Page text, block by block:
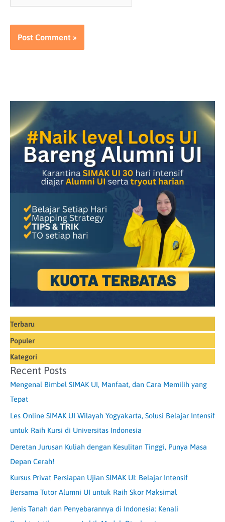
Terbaru
Populer
Kategori
Recent Posts
Mengenal Bimbel SIMAK UI, Manfaat, dan Cara Memilih yang
Tepat
Les Online SIMAK UI Wilayah Yogyakarta, Solusi Belajar Intensif
untuk Raih Kursi di Universitas Indonesia
Deretan Jurusan Kuliah dengan Kesulitan Tinggi, Punya Masa
Depan Cerah!
Kursus Privat Persiapan Ujian SIMAK UI: Belajar Intensif
Bersama Tutor Alumni UI untuk Raih Skor Maksimal
Jenis Tanah dan Penyebarannya di Indonesia: Kenali